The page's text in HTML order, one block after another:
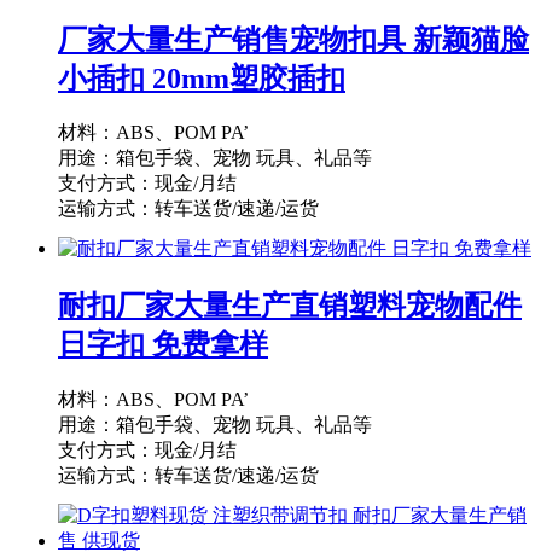
厂家大量生产销售宠物扣具 新颖猫脸
小插扣 20mm塑胶插扣
材料：ABS、POM PA’
用途：箱包手袋、宠物 玩具、礼品等
支付方式：现金/月结
运输方式：转车送货/速递/运货
供货能力：10000PCS/天
起订量：1000PCS
耐扣厂家大量生产直销塑料宠物配件
日字扣 免费拿样
材料：ABS、POM PA’
用途：箱包手袋、宠物 玩具、礼品等
支付方式：现金/月结
运输方式：转车送货/速递/运货
供货能力：10000PCS/天
起订量：1000PCS